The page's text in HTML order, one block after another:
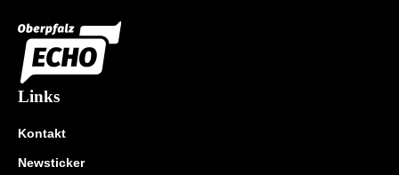
Links
Kontakt
Newsticker